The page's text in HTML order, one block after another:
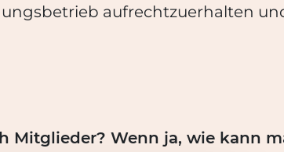
aufrechtzuerhalten
Mitglieder? Wenn ja, wie kann